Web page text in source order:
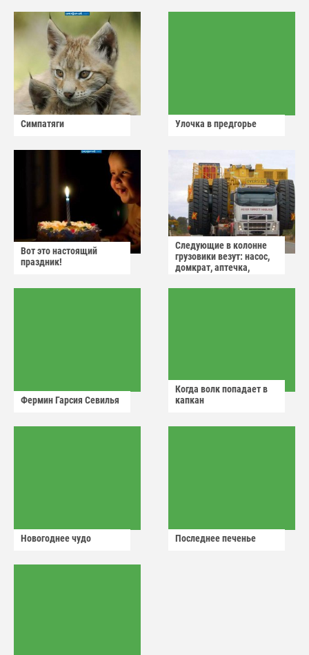
Симпатяги Улочка в предгорье
Вот это настоящий
праздник!
Следующие в колонне
грузовики везут: насос,
домкрат, аптечка,
Фермин Гарсия Севилья
Когда волк попадает в
капкан
Новогоднее чудо Последнее печенье